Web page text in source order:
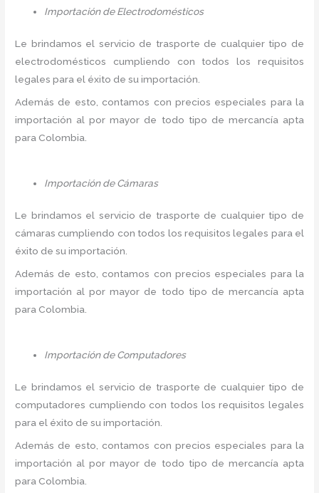
Importación de Electrodomésticos
Le brindamos el servicio de trasporte de cualquier tipo de
electrodomésticos cumpliendo con todos los requisitos
legales para el éxito de su importación.
Además de esto, contamos con precios especiales para la
importación al por mayor de todo tipo de mercancía apta
para Colombia.
Importación de Cámaras
Le brindamos el servicio de trasporte de cualquier tipo de
cámaras cumpliendo con todos los requisitos legales para el
éxito de su importación.
Además de esto, contamos con precios especiales para la
importación al por mayor de todo tipo de mercancía apta
para Colombia.
Importación de Computadores
Le brindamos el servicio de trasporte de cualquier tipo de
computadores cumpliendo con todos los requisitos legales
para el éxito de su importación.
Además de esto, contamos con precios especiales para la
importación al por mayor de todo tipo de mercancía apta
para Colombia.